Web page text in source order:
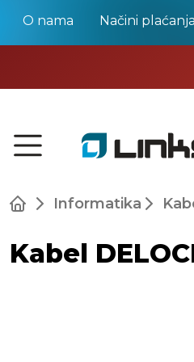
O nama Načini plaćanja
Informatika
Kabel